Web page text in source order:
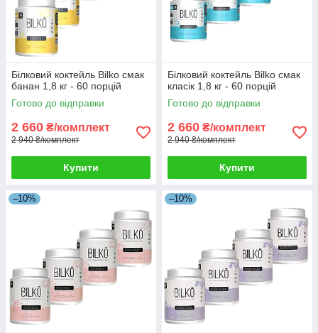
Білковий коктейль Bilko смак
банан 1,8 кг - 60 порцій
Готово до відправки
2 660 ₴/комплект
2 940 ₴/комплект
Купити
Білковий коктейль Bilko смак
класік 1,8 кг - 60 порцій
Готово до відправки
2 660 ₴/комплект
2 940 ₴/комплект
Купити
–10% –10%